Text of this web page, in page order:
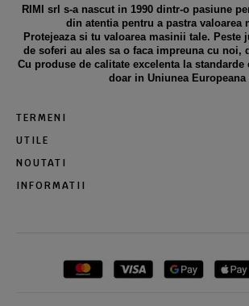
RIMI srl s-a nascut in 1990 dintr-o pasiune
din atentia pentru a pastra valoarea
Protejeaza si tu valoarea masinii tale. Peste
de soferi au ales sa o faca impreuna cu noi,
Cu produse de calitate excelenta la standarde
doar in Uniunea Europeana
TERMENI
UTILE
NOUTATI
INFORMATII